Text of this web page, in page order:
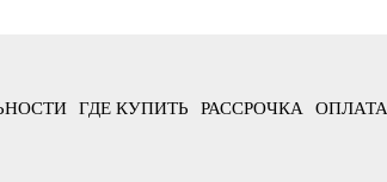
ГДЕ КУПИТЬ РАССРОЧКА